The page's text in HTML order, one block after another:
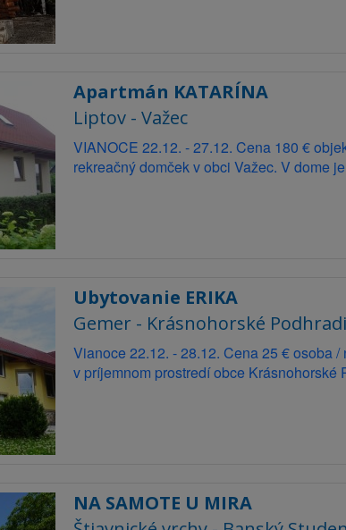
Apartmán KATARÍNA
Liptov - Važec
VIANOCE 22.12. - 27.12. Cena 180 €
rekreačný domček v obci Važec. V dome
Ubytovanie ERIKA
Gemer - Krásnohorské
Vianoce 22.12. - 28.12. Cena 25 € osoba
v príjemnom prostredí obce Krásnohorské
NA SAMOTE U MIRA